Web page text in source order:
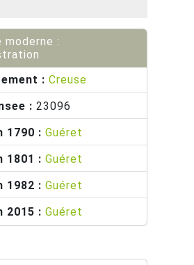
moderne :
: Creuse
: 23096
1790 : Guéret
1801 : Guéret
1982 : Guéret
2015 : Guéret